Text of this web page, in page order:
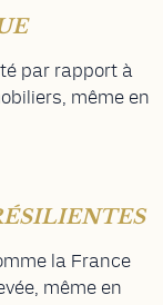
par rapport à
même en
la France
même en